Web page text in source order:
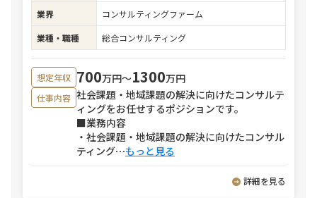
業界
コンサルティングファーム
業種・職種
総合コンサルティング
想定年収 700万円〜1300万円
仕事内容 社会課題・地域課題の解決に向けたコンサルテ
ィングをお任せするポジションです。
■業務内容
・社会課題・地域課題の解決に向けたコンサル
ティング⋯もっと見る
詳細を見る